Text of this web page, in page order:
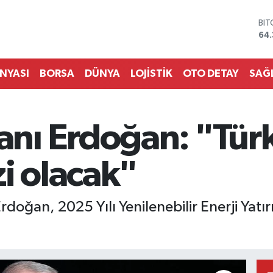
BORSA DÜNYA LOJİSTİK OTO DETAY
Erdoğan:
olacak"
2025 Yılı Yenilenebilir Enerji